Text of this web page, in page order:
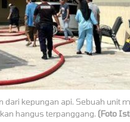
kepungan api. Sebuah unit
hangus terpanggang. (Foto